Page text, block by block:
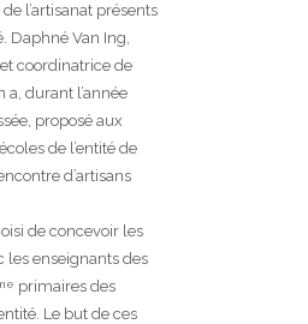
l’artisanat présents
Daphné Van Ing,
coordinatrice de
a, durant l’année
proposé aux
de l’entité de
d’artisans
de concevoir les
les enseignants des
primaires des
Le but de ces